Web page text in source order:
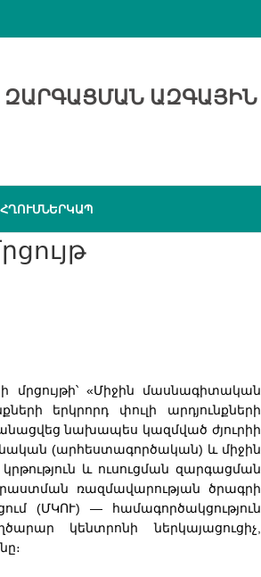
ԶԱՐԳԱՑՄԱՆ ԱԶԳԱՅԻՆ
ՀՂՈՒՄՆԵՐԿԱՊ
մրցույթի՝ «Միջին մասնագիտական
երկրորդ փուլի արդյունքների
նախապես կազմված ժյուրիի
(արհեստագործական) և միջին
և ուսուցման զարգացման
ռազմավարության ծրագրի
(ՄԿՈՒ) — համագործակցություն
կենտրոնի ներկայացուցիչ,